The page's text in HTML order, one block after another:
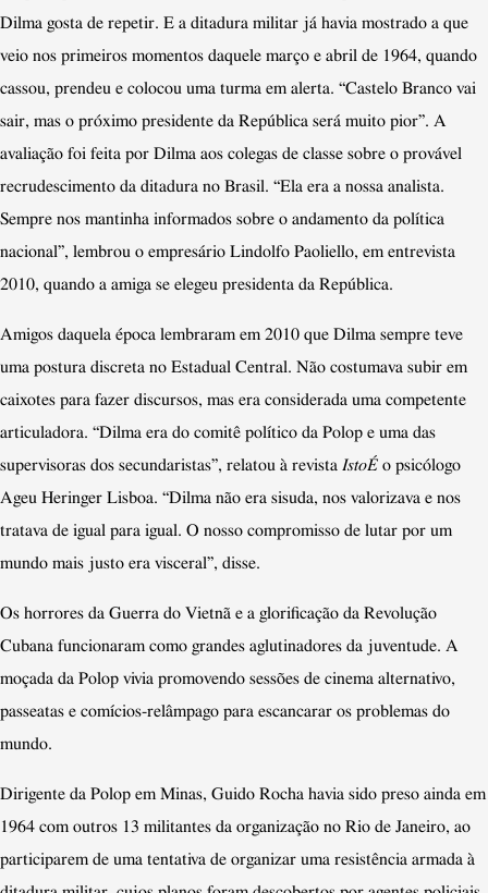
Dilma gosta de repetir. E a ditadura militar já havia mostrado a que
veio nos primeiros momentos daquele março e abril de 1964, quando
cassou, prendeu e colocou uma turma em alerta. “Castelo Branco vai
sair, mas o próximo presidente da República será muito pior”. A
avaliação foi feita por Dilma aos colegas de classe sobre o provável
recrudescimento da ditadura no Brasil. “Ela era a nossa analista.
Sempre nos mantinha informados sobre o andamento da política
nacional”, lembrou o empresário Lindolfo Paoliello, em entrevista
2010, quando a amiga se elegeu presidenta da República.
Amigos daquela época lembraram em 2010 que Dilma sempre teve
uma postura discreta no Estadual Central. Não costumava subir em
caixotes para fazer discursos, mas era considerada uma competente
articuladora. “Dilma era do comitê político da Polop e uma das
supervisoras dos secundaristas”, relatou à revista IstoÉ o psicólogo
Ageu Heringer Lisboa. “Dilma não era sisuda, nos valorizava e nos
tratava de igual para igual. O nosso compromisso de lutar por um
mundo mais justo era visceral”, disse.
Os horrores da Guerra do Vietnã e a glorificação da Revolução
Cubana funcionaram como grandes aglutinadores da juventude. A
moçada da Polop vivia promovendo sessões de cinema alternativo,
passeatas e comícios-relâmpago para escancarar os problemas do
mundo.
Dirigente da Polop em Minas, Guido Rocha havia sido preso ainda em
1964 com outros 13 militantes da organização no Rio de Janeiro, ao
participarem de uma tentativa de organizar uma resistência armada à